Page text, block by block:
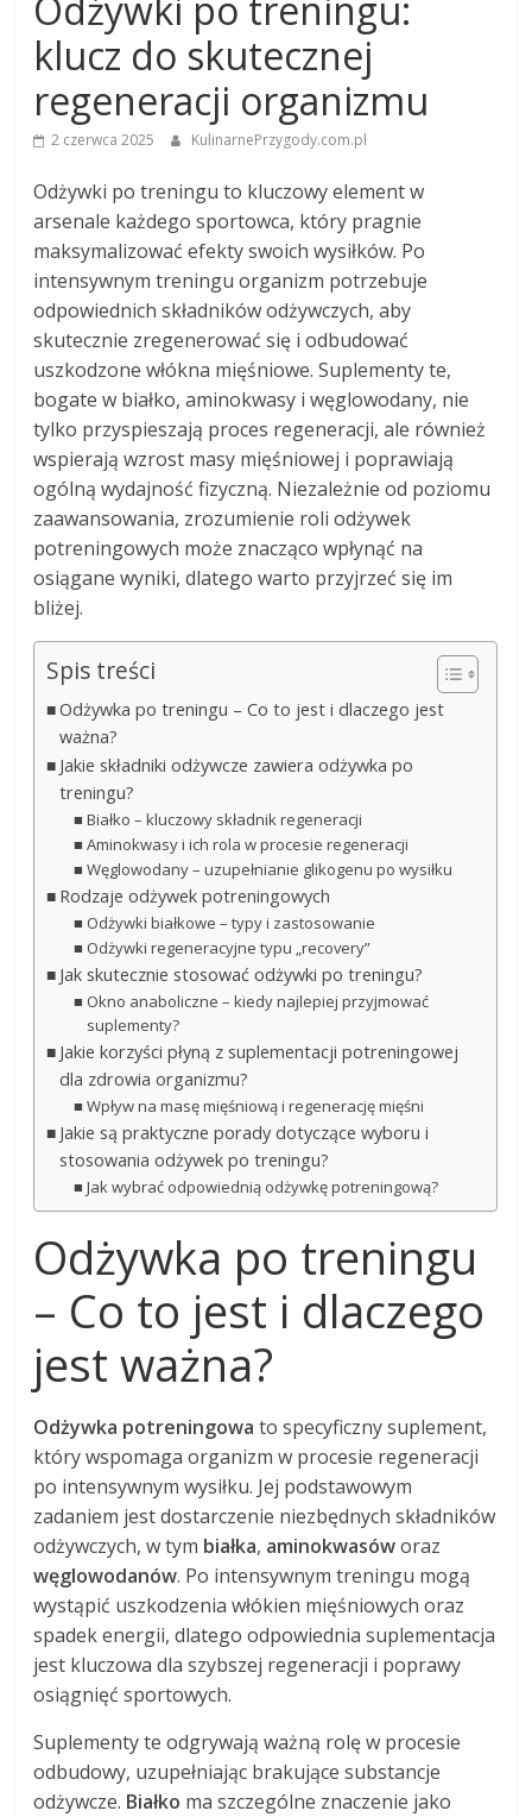
Odżywki po treningu:
klucz do skutecznej
regeneracji organizmu
2 czerwca 2025 KulinarnePrzygody.com.pl
Odżywki po treningu to kluczowy element w
arsenale każdego sportowca, który pragnie
maksymalizować efekty swoich wysiłków. Po
intensywnym treningu organizm potrzebuje
odpowiednich składników odżywczych, aby
skutecznie zregenerować się i odbudować
uszkodzone włókna mięśniowe. Suplementy te,
bogate w białko, aminokwasy i węglowodany, nie
tylko przyspieszają proces regeneracji, ale również
wspierają wzrost masy mięśniowej i poprawiają
ogólną wydajność fizyczną. Niezależnie od poziomu
zaawansowania, zrozumienie roli odżywek
potreningowych może znacząco wpłynąć na
osiągane wyniki, dlatego warto przyjrzeć się im
bliżej.
Spis treści
Odżywka po treningu – Co to jest i dlaczego jest
ważna?
Jakie składniki odżywcze zawiera odżywka po
treningu?
Białko – kluczowy składnik regeneracji
Aminokwasy i ich rola w procesie regeneracji
Węglowodany – uzupełnianie glikogenu po wysiłku
Rodzaje odżywek potreningowych
Odżywki białkowe – typy i zastosowanie
Odżywki regeneracyjne typu „recovery”
Jak skutecznie stosować odżywki po treningu?
Okno anaboliczne – kiedy najlepiej przyjmować
suplementy?
Jakie korzyści płyną z suplementacji potreningowej
dla zdrowia organizmu?
Wpływ na masę mięśniową i regenerację mięśni
Jakie są praktyczne porady dotyczące wyboru i
stosowania odżywek po treningu?
Jak wybrać odpowiednią odżywkę potreningową?
Odżywka po treningu
– Co to jest i dlaczego
jest ważna?
Odżywka potreningowa to specyficzny suplement,
który wspomaga organizm w procesie regeneracji
po intensywnym wysiłku. Jej podstawowym
zadaniem jest dostarczenie niezbędnych składników
odżywczych, w tym białka, aminokwasóworaz
węglowodanów. Po intensywnym treningu mogą
wystąpić uszkodzenia włókien mięśniowych oraz
spadek energii, dlatego odpowiednia suplementacja
jest kluczowa dla szybszej regeneracji i poprawy
osiągnięć sportowych.
Suplementy te odgrywają ważną rolę w procesie
odbudowy, uzupełniając brakujące substancje
odżywcze. Białko ma szczególne znaczenie jako